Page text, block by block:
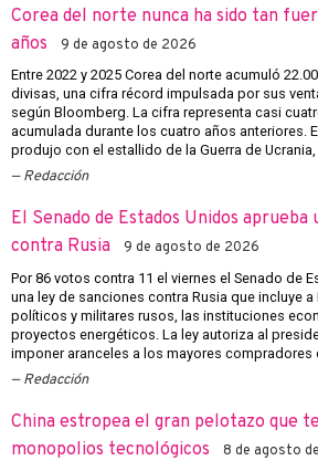
Corea del norte nunca ha sido tan
años
9 de agosto de 2026
Entre 2022 y 2025 Corea del norte acumuló
divisas, una cifra récord impulsada por sus
según Bloomberg. La cifra representa casi
acumulada durante los cuatro años anteriores.
produjo con el estallido de la Guerra de Ucrania,
Redacción
El Senado de Estados Unidos aprueba
contra Rusia
9 de agosto de 2026
Por 86 votos contra 11 el viernes el Senado de
una ley de sanciones contra Rusia que incluye
políticos y militares rusos, las instituciones
proyectos energéticos. La ley autoriza al
imponer aranceles a los mayores compradores
Redacción
China estropea el gran pelotazo que
monopolios tecnológicos
8 de agosto